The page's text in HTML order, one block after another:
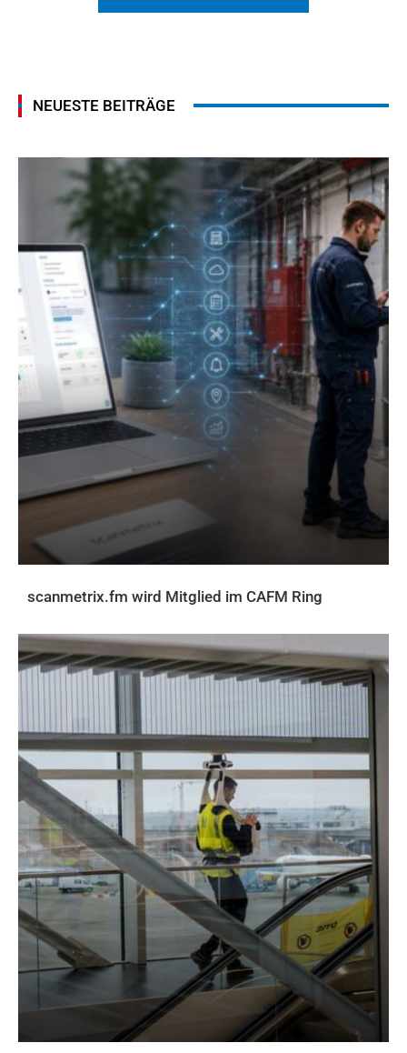
NEUESTE BEITRÄGE
scanmetrix.fm wird Mitglied im CAFM Ring